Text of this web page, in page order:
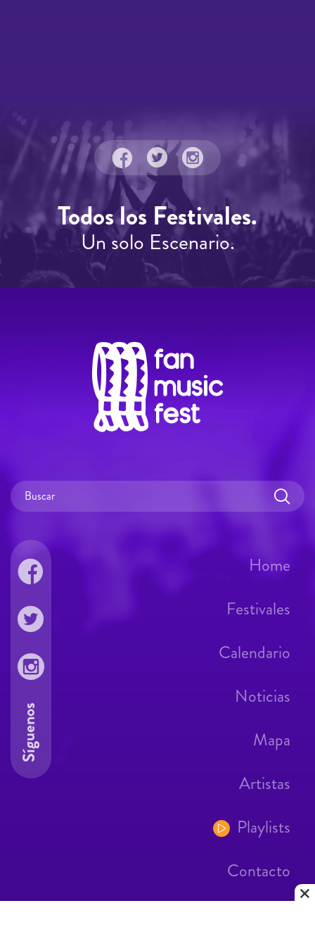
Todos los Festivales.
Un solo Escenario.
Home
Festivales
Calendario
Noticias
Mapa
Artistas
Playlists
Contacto
Síguenos